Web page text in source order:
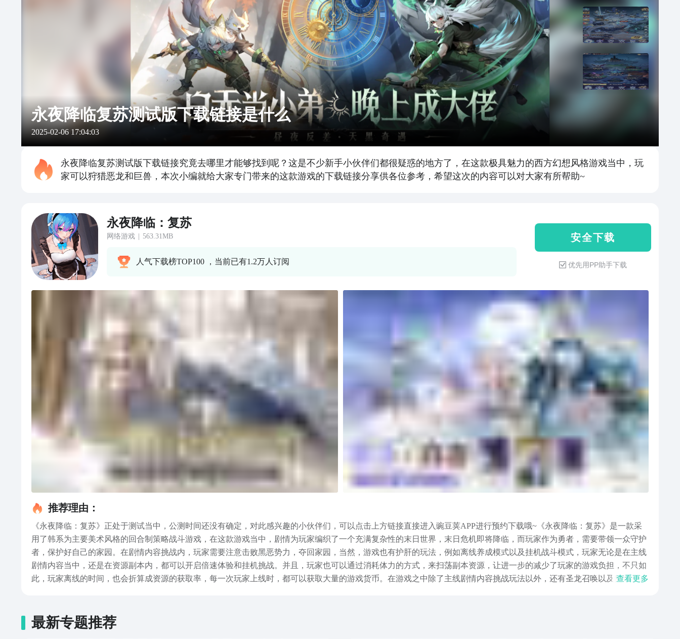
永夜降临复苏测试版下载链接是什么
2025-02-06 17:04:03
永夜降临复苏测试版下载链接究竟去哪里才能够找到呢？这是不少新手小伙伴们都很疑惑的地方了，在这款极具魅力的西方幻想风格游戏当中，玩
家可以狩猎恶龙和巨兽，本次小编就给大家专门带来的这款游戏的下载链接分享供各位参考，希望这次的内容可以对大家有所帮助~
永夜降临：复苏
网络游戏 563.31MB
人气下载榜TOP100 ，当前已有1.2万人订阅
安 全 下 载
优先用PP助手下载
推荐理由：
《永夜降临：复苏》正处于测试当中，公测时间还没有确定，对此感兴趣的小伙伴们，可以点击上方链接直接进入豌豆荚APP进行预约下载哦~《永夜降临：复苏》是一款采
用了韩系为主要美术风格的回合制策略战斗游戏，在这款游戏当中，剧情为玩家编织了一个充满复杂性的末日世界，末日危机即将降临，而玩家作为勇者，需要带领一众守护
者，保护好自己的家园。在剧情内容挑战内，玩家需要注意击败黑恶势力，夺回家园，当然，游戏也有护肝的玩法，例如离线养成模式以及挂机战斗模式，玩家无论是在主线
剧情内容当中，还是在资源副本内，都可以开启倍速体验和挂机挑战。并且，玩家也可以通过消耗体力的方式，来扫荡副本资源，让进一步的减少了玩家的游戏负担，不只如
此，玩家离线的时间，也会折算成资源的获取率，每一次玩家上线时，都可以获取大量的游戏货币。在游戏之中除了主线剧情内容挑战玩法以外，还有圣龙召唤以及契约召唤
伴们，可以直接进入到这款游戏内体验一下哦~
查看更多
最新专题推荐